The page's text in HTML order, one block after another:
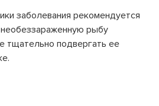
заболевания рекомендуется
рыбу
тщательно подвергать ее